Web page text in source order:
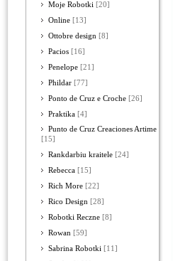
Moje Robotki [20]
Online [13]
Ottobre design [8]
Pacios [16]
Penelope [21]
Phildar [77]
Ponto de Cruz e Croche [26]
Praktika [4]
Punto de Cruz Creaciones Artime
[15]
Rankdarbiu kraitele [24]
Rebecca [15]
Rich More [22]
Rico Design [28]
Robotki Reczne [8]
Rowan [59]
Sabrina Robotki [11]